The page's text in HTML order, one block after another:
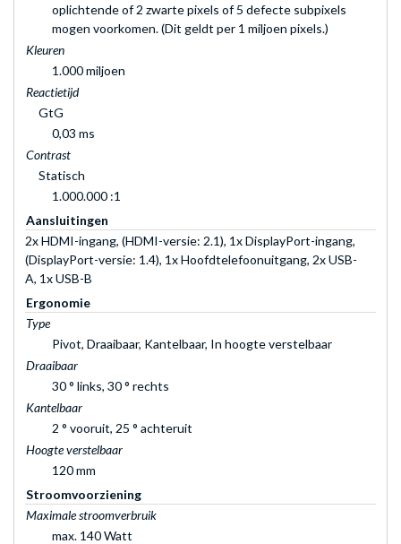
oplichtende of 2 zwarte pixels of 5 defecte subpixels
mogen voorkomen. (Dit geldt per 1 miljoen pixels.)
Kleuren
1.000 miljoen
Reactietijd
GtG
0,03 ms
Contrast
Statisch
1.000.000 :1
Aansluitingen
2x HDMI-ingang, (HDMI-versie: 2.1), 1x DisplayPort-ingang,
(DisplayPort-versie: 1.4), 1x Hoofdtelefoonuitgang, 2x USB-
A, 1x USB-B
Ergonomie
Type
Pivot, Draaibaar, Kantelbaar, In hoogte verstelbaar
Draaibaar
30 ° links, 30 ° rechts
Kantelbaar
2 ° vooruit, 25 ° achteruit
Hoogte verstelbaar
120 mm
Stroomvoorziening
Maximale stroomverbruik
max. 140 Watt